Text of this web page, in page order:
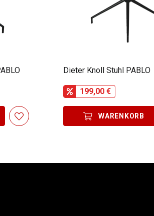
Dieter Knoll Stuhl PABLO
199,00 €
WARENKORB